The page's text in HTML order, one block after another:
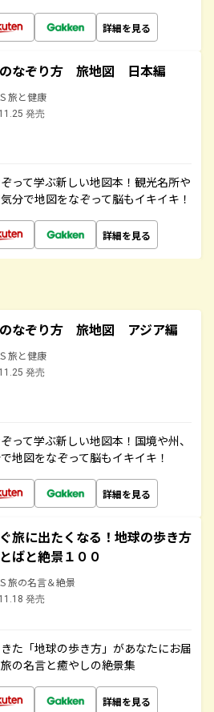
詳細を見る
なぞり方 旅地図 日本編
旅と健康
発売
って学ぶ新しい地図本！観光名所や
分で地図をなぞって脳もイキイキ！
詳細を見る
なぞり方 旅地図 アジア編
旅と健康
発売
って学ぶ新しい地図本！国境や州、
地図をなぞって脳もイキイキ！
詳細を見る
旅に出たくなる！地球の歩き方
ばと絶景１００
旅の名言＆絶景
発売
た「地球の歩き方」があなたにお届
の名言と癒やしの絶景集
詳細を見る